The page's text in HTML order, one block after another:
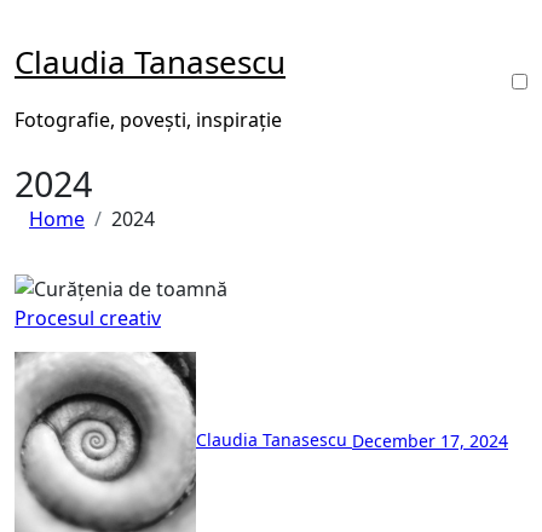
content
Claudia Tanasescu
Fotografie, povești, inspirație
2024
Home 2024
Procesul creativ
Claudia Tanasescu December 17, 2024